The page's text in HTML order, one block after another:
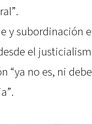
y subordinación
el
“ya no es, ni